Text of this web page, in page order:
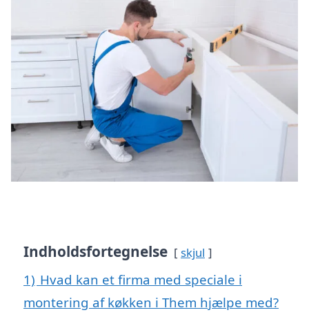
Indholdsfortegnelse skjul
1) Hvad kan et firma med speciale i
montering af køkken i Them hjælpe med?